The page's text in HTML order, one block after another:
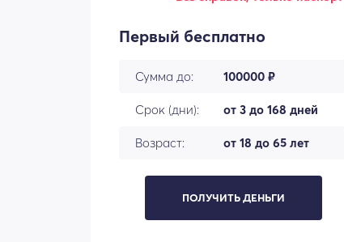
Первый бесплатно
Сумма до: 100000 ₽
Срок (дни): от 3 до 168 дней
Возраст: от 18 до 65 лет
ПОЛУЧИТЬ ДЕНЬГИ